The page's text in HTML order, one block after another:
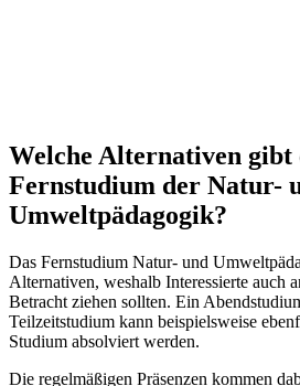
Welche Alternativen gibt
Fernstudium der Natur-
Umweltpädagogik?
Das Fernstudium Natur- und
Alternativen, weshalb Interessierte auch
Betracht ziehen sollten. Ein
Teilzeitstudium kann beispielsweise
Studium absolviert werden.
Die regelmäßigen Präsenzen kommen